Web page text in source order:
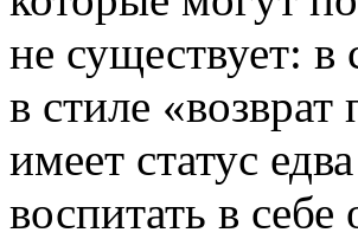
не существует: в
в стиле
имеет статус
воспитать в